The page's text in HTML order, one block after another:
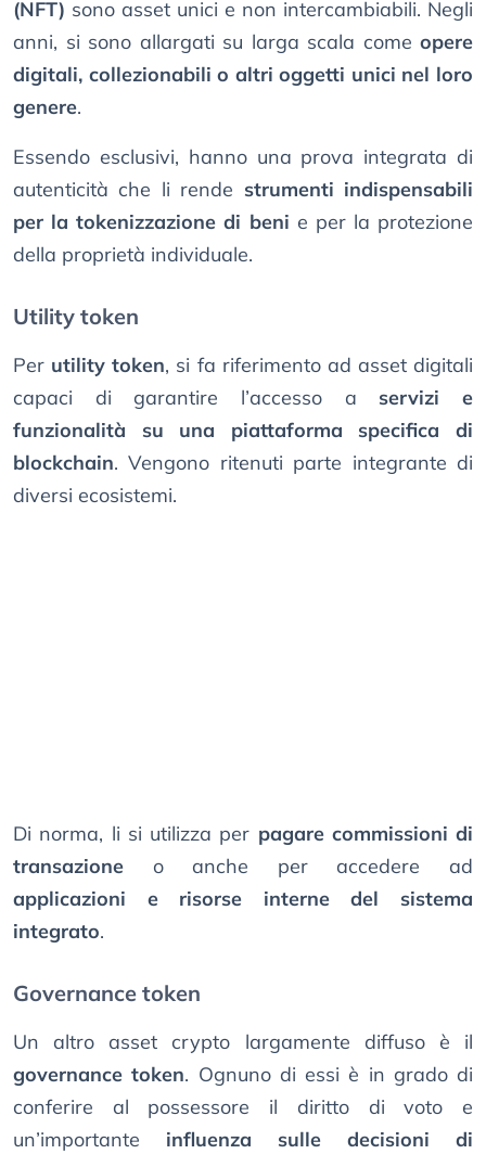
(NFT) sono asset unici e non intercambiabili. Negli
anni, si sono allargati su larga scala come opere
digitali, collezionabili o altri oggetti unici nel loro
genere.
Essendo esclusivi, hanno una prova integrata di
autenticità che li rende strumenti indispensabili
per la tokenizzazione di beni e per la protezione
della proprietà individuale.
Utility token
Per utility token, si fa riferimento ad asset digitali
capaci di garantire l’accesso a servizi e
funzionalità su una piattaforma specifica di
blockchain. Vengono ritenuti parte integrante di
diversi ecosistemi.
Di norma, li si utilizza per pagare commissioni di
transazione o anche per accedere ad
applicazioni e risorse interne del sistema
integrato.
Governance token
Un altro asset crypto largamente diffuso è il
governance token. Ognuno di essi è in grado di
conferire al possessore il diritto di voto e
un’importante influenza sulle decisioni di